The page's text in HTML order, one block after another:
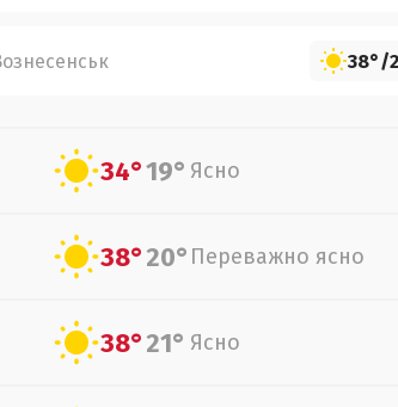
38°/
34°19° Ясно
38°20° Переважно ясно
38°21° Ясно